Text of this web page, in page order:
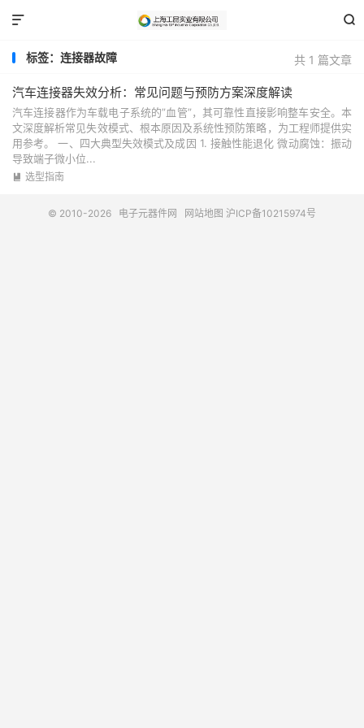


共 1 篇文章
标签：连接器故障
汽车连接器失效分析：常见问题与预防方案深度解读
汽车连接器作为车载电子系统的”血管”，其可靠性直接影响整车安全。本
文深度解析常见失效模式、根本原因及系统性预防策略，为工程师提供实
用参考。 一、四大典型失效模式及成因 1. 接触性能退化 微动腐蚀：振动
导致端子微小位...
 选型指南
© 2010-2026 电子元器件网 网站地图 沪ICP备10215974号